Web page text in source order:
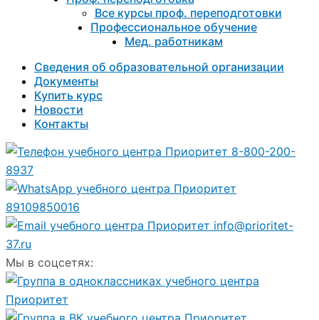
Все курсы проф. переподготовки
Профессиональное обучение
Мед. работникам
Сведения об образовательной организации
Документы
Купить курс
Новости
Контакты
8-800-200-
8937
89109850016
info@prioritet-
37.ru
Мы в соцсетях: